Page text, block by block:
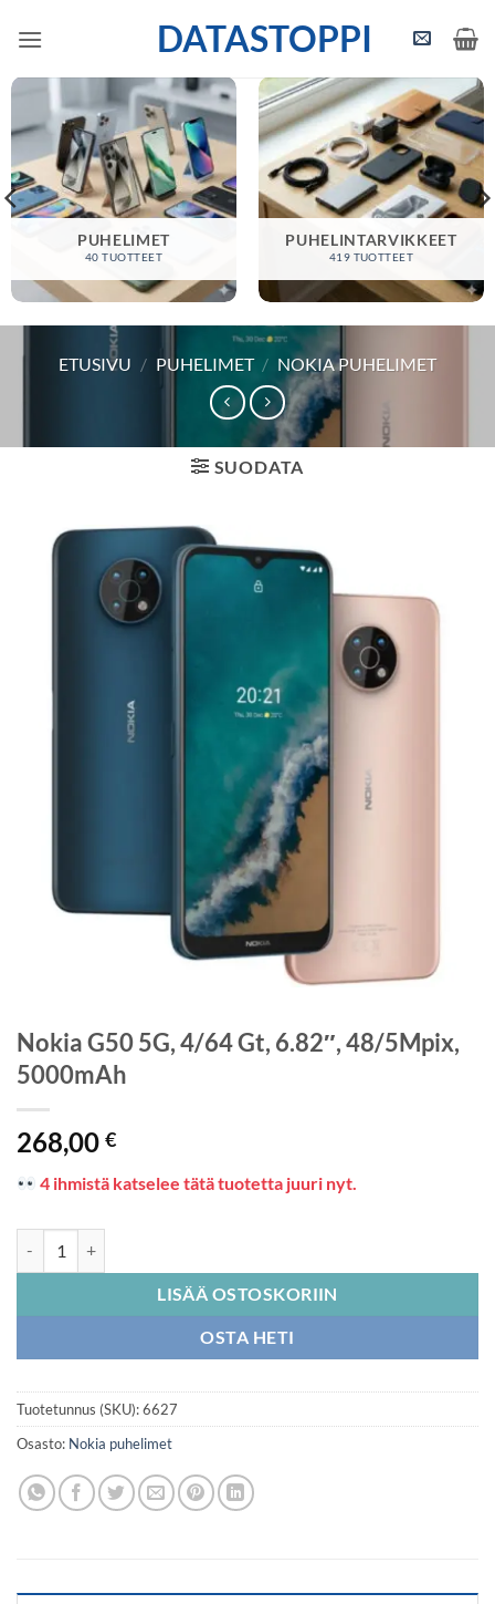
DATASTOPPI
PUHELIMET
40 TUOTTEET
PUHELINTARVIKKEET
419 TUOTTEET
ETUSIVU / PUHELIMET / NOKIA PUHELIMET
SUODATA
Nokia G50 5G, 4/64 Gt, 6.82″, 48/5Mpix,
5000mAh
268,00 €
4 ihmistä katselee tätä tuotetta juuri nyt.
LISÄÄ OSTOSKORIIN
OSTA HETI
Tuotetunnus (SKU):6627
Osasto: Nokia puhelimet